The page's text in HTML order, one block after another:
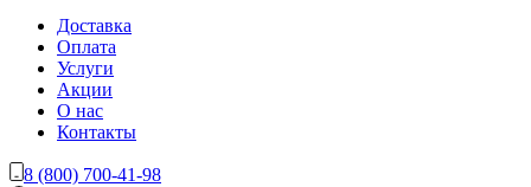
Доставка
Оплата
Услуги
Акции
О нас
Контакты
8 (800) 700-41-98